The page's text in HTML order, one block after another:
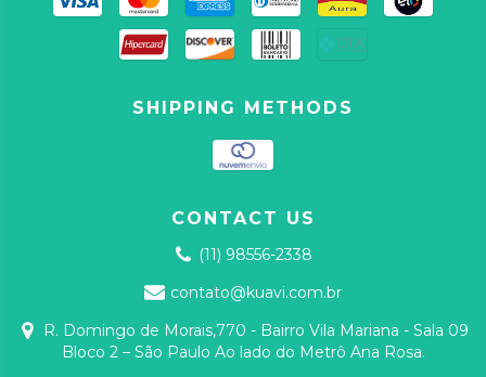
SHIPPING METHODS
CONTACT US
(11) 98556-2338
contato@kuavi.com.br
R. Domingo de Morais,770 - Bairro Vila Mariana - Sala 09
Bloco 2 – São Paulo Ao lado do Metrô Ana Rosa.